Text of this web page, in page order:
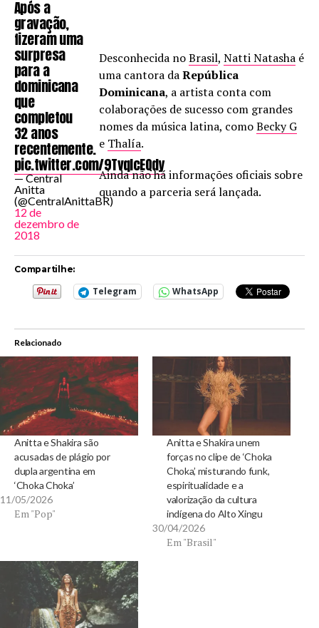
Após a
gravação,
fizeram uma
surpresa
para a
dominicana
que
completou
32 anos
recentemente.
pic.twitter.com/9TvqlcEQdy
— Central
Anitta
(@CentralAnittaBR)
12 de
dezembro de
2018
Desconhecida noBrasil,Natti Natasha é
uma cantora daRepública
Dominicana, a artista conta com
colaborações de sucesso com grandes
nomes da música latina, comoBecky G
e Thalía.
Ainda não há informações oficiais sobre
quando a parceria será lançada.
Compartilhe:
Telegram WhatsApp
Relacionado
Anitta e Shakira são
acusadas de plágio por
dupla argentina em
‘Choka Choka’
11/05/2026
Em "Pop"
Anitta e Shakira unem
forças no clipe de ‘Choka
Choka’, misturando funk,
espiritualidade e a
valorização da cultura
indígena do Alto Xingu
30/04/2026
Em "Brasil"